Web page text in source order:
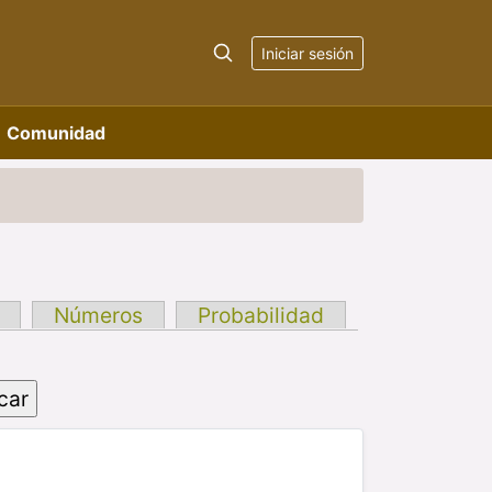
Iniciar sesión
Comunidad
Números
Probabilidad